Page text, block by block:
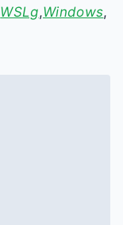
WSLg,Windows,